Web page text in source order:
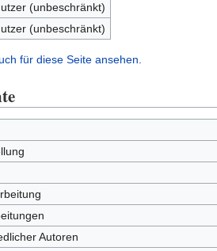
(unbeschränkt)
(unbeschränkt)
für diese Seite ansehen.
Autoren